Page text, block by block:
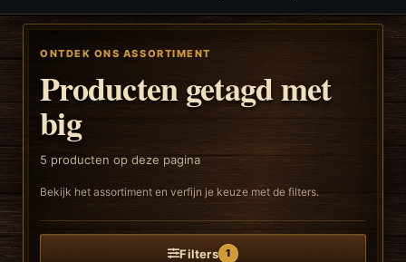
ONTDEK ONS ASSORTIMENT
Producten getagd met
big
5 producten op deze pagina
Bekijk het assortiment en verfijn je keuze met de filters.
Filters 1